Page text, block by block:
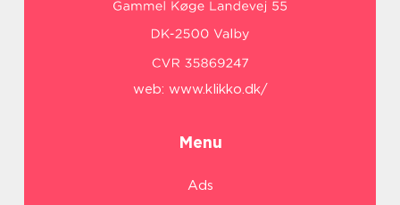
web: www.klikko.dk/
Menu
Ads